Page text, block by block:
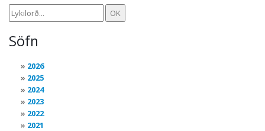
Söfn
2026
2025
2024
2023
2022
2021